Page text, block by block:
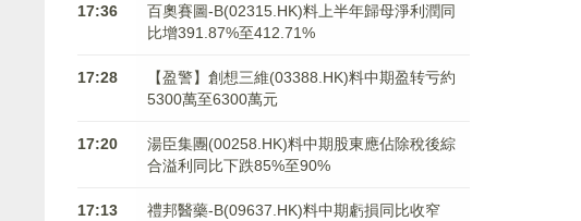
17:36
百奧賽圖-B(02315.HK)料上半年歸母淨利潤同
比增391.87%至412.71%
17:28
【盈警】創想三維(03388.HK)料中期盈转亏約
5300萬至6300萬元
17:20
湯臣集團(00258.HK)料中期股東應佔除稅後綜
合溢利同比下跌85%至90%
17:13
禮邦醫藥-B(09637.HK)料中期虧損同比收窄